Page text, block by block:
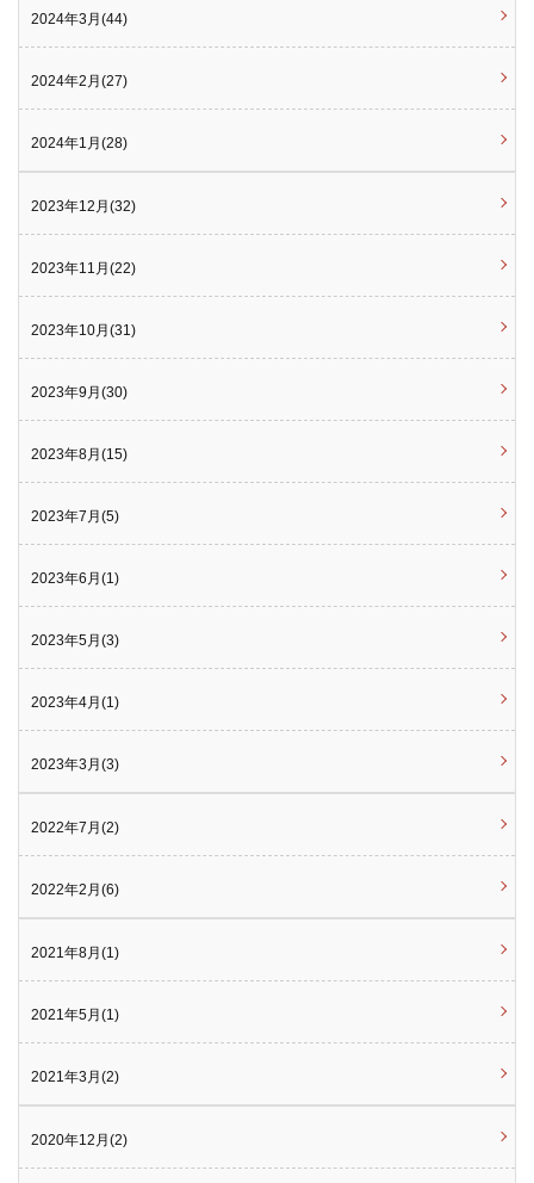
2024年3月(44)
2024年2月(27)
2024年1月(28)
2023年12月(32)
2023年11月(22)
2023年10月(31)
2023年9月(30)
2023年8月(15)
2023年7月(5)
2023年6月(1)
2023年5月(3)
2023年4月(1)
2023年3月(3)
2022年7月(2)
2022年2月(6)
2021年8月(1)
2021年5月(1)
2021年3月(2)
2020年12月(2)